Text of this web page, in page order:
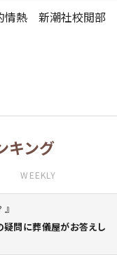
情熱 新潮社校閲部
キング
WEEKLY
疑問に葬儀屋がお答えし